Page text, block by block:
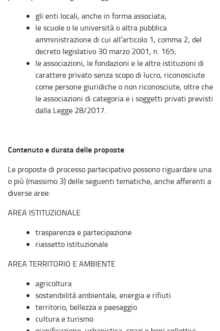
gli enti locali, anche in forma associata;
le scuole o le università o altra pubblica
amministrazione di cui all’articolo 1, comma 2, del
decreto legislativo 30 marzo 2001, n. 165;
le associazioni, le fondazioni e le altre istituzioni di
carattere privato senza scopo di lucro, riconosciute
come persone giuridiche o non riconosciute, oltre che
le associazioni di categoria e i soggetti privati previsti
dalla Legge 28/2017.
Contenuto e durata delle proposte
Le proposte di processo partecipativo possono riguardare una
o più (massimo 3) delle seguenti tematiche, anche afferenti a
diverse aree:
AREA ISTITUZIONALE
trasparenza e partecipazione
riassetto istituzionale
AREA TERRITORIO E AMBIENTE
agricoltura
sostenibilità ambientale, energia e rifiuti
territorio, bellezza e paesaggio
cultura e turismo